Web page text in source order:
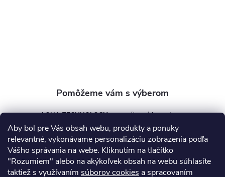
Aby bol pre Vás obsah webu, produkty a ponuky
relevantné, vykonávame personalizáciu zobrazenia podľa
Vášho správania na webe. Kliknutím na tlačítko
"Rozumiem" alebo na akýkoľvek obsah na webu súhlasíte
taktiež s využívaním súborov cookies a spracovaním
AQUA TECHNOLOGY s.r.o.
info @aquatechnology.sk
+421 911 991 394